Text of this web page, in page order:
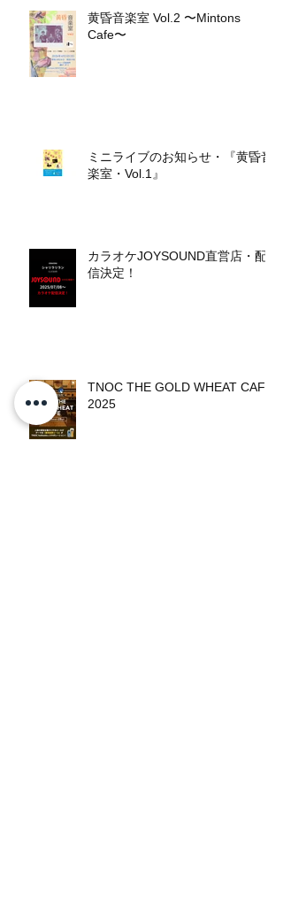
黄昏音楽室 Vol.2 〜Mintons
Cafe〜
ミニライブのお知らせ・『黄昏音
楽室・Vol.1』
カラオケJOYSOUND直営店・配
信決定！
TNOC THE GOLD WHEAT CAFE
2025